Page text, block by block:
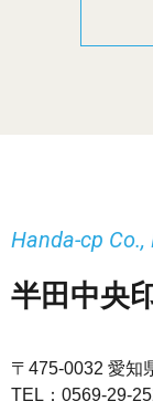
半田中央
Handa-cp Co.,
〒475-0032 愛知
TEL： 0569-29-